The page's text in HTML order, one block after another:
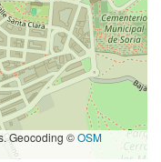
Geocoding ©OSM